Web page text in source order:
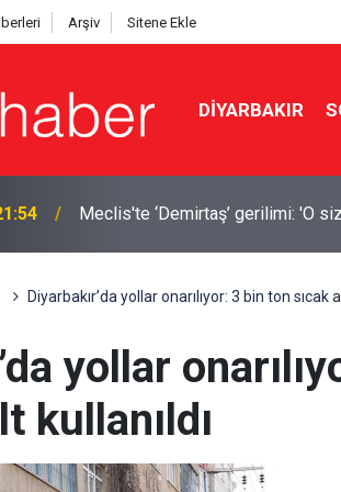
Arşiv Sitene Ekle
DIYARBAKIR
Elazığ’da 14 bin 894 afet konutu
Diyarbakır’da yollar onarılıyor: 3 bin ton sıcak
yollar
kullanıldı